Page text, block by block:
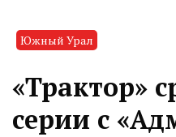
Южный Урал
«Трактор»
серии с